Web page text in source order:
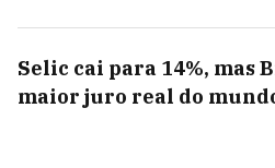
Selic cai para 14%, mas
maior juro real do